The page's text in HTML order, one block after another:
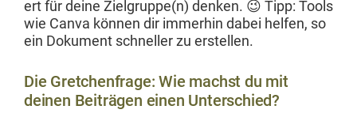
ert für deine Zielgruppe(n) denken. 😉 Tipp: Tools
wie Can­va kön­nen dir immer­hin dabei helfen, so
ein Doku­ment schneller zu erstellen.
Die Gretchenfrage: Wie machst du mit
deinen Beiträgen einen Unterschied?